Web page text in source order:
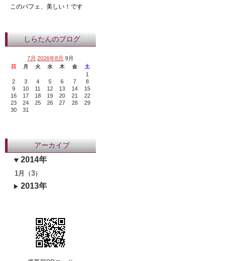
このパフェ、美しい！です
しらたんのブログ
7月 2026年8月 9月
日 月 火 水 木 金 土
1
2
3 4 5 6 7
8
9
10 11 12 13 14
15
16
17 18 19 20 21
22
23
24 25 26 27 28
29
30
31
アーカイブ
2014年
1月（3）
2013年